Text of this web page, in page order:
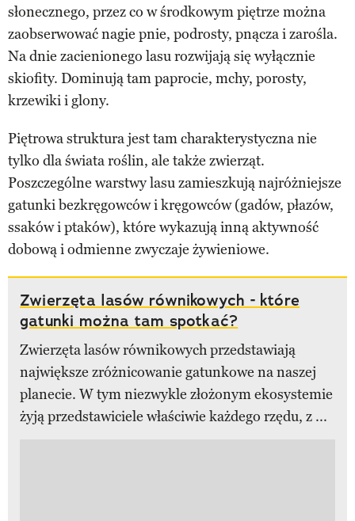
słonecznego, przez co w środkowym piętrze można
zaobserwować nagie pnie, podrosty, pnącza i zarośla.
Na dnie zacienionego lasu rozwijają się wyłącznie
skiofity. Dominują tam paprocie, mchy, porosty,
krzewiki i glony.
Piętrowa struktura jest tam charakterystyczna nie
tylko dla świata roślin, ale także zwierząt.
Poszczególne warstwy lasu zamieszkują najróżniejsze
gatunki bezkręgowców i kręgowców (gadów, płazów,
ssaków i ptaków), które wykazują inną aktywność
dobową i odmienne zwyczaje żywieniowe.
Zwierzęta lasów równikowych - które
gatunki można tam spotkać?
Zwierzęta lasów równikowych przedstawiają
największe zróżnicowanie gatunkowe na naszej
planecie. W tym niezwykle złożonym ekosystemie
żyją przedstawiciele właściwie każdego rzędu, z ...